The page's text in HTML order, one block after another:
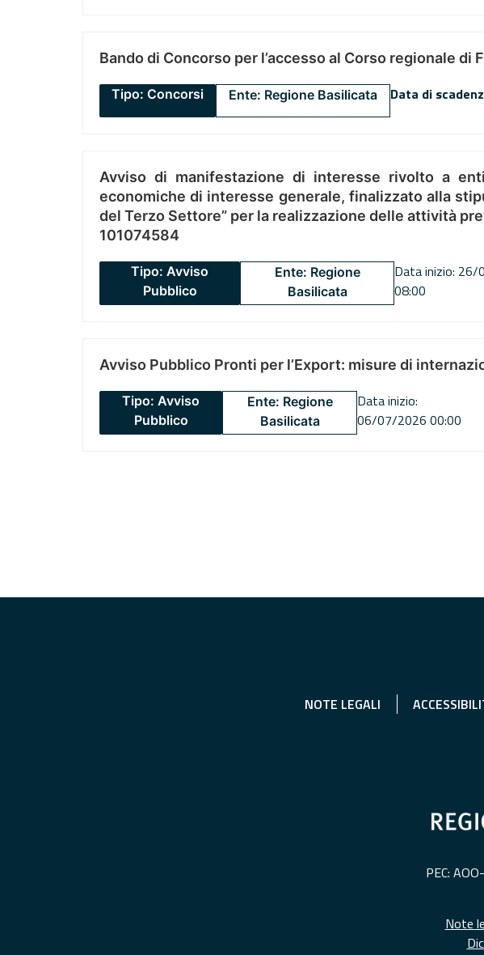
Bando di Concorso per l’accesso al Corso regionale
Tipo: Concorsi Ente: Regione Basilicata Data di
Avviso di manifestazione di interesse rivolto a
economiche di interesse generale, finalizzato alla
del Terzo Settore” per la realizzazione delle attività
101074584
Tipo: Avviso
Pubblico
Ente: Regione
Basilicata
Data inizio:
08:00
Avviso Pubblico Pronti per l’Export: misure di
Tipo: Avviso
Pubblico
Ente: Regione
Basilicata
Data inizio:
06/07/2026 00:00
NOTE LEGALI
PEC:
Note